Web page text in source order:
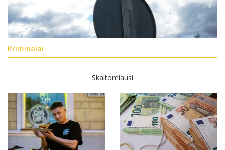
Kriminalai
Skaitomiausi